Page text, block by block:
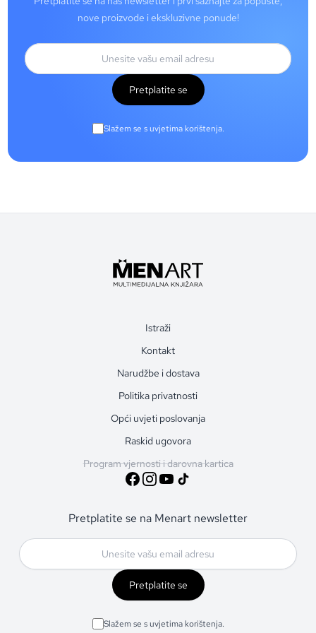
nove proizvode i ekskluzivne ponude!
Pretplatite se
Slažem se s uvjetima korištenja.
Istraži
Kontakt
Narudžbe i dostava
Politika privatnosti
Opći uvjeti poslovanja
Raskid ugovora
Program vjernosti i darovna kartica
Pretplatite se na Menart newsletter
Pretplatite se
Slažem se s uvjetima korištenja.